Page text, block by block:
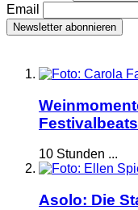
Email
Festivalbeats
10 Stunden ...
Asolo: Die